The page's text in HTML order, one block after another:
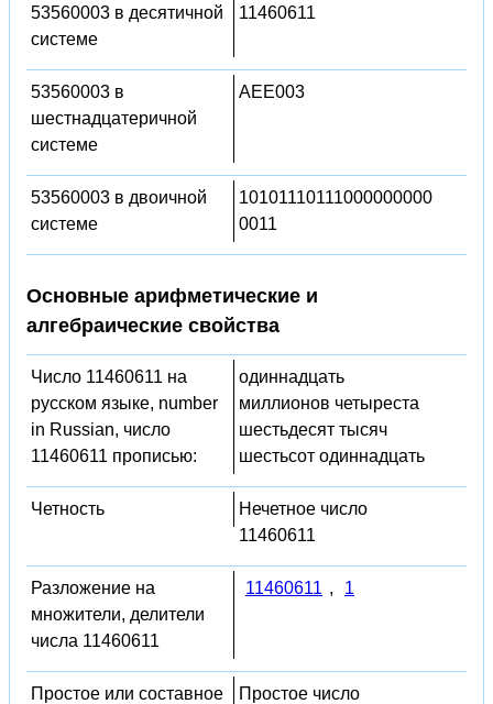
53560003 в десятичной
системе
11460611
53560003 в
шестнадцатеричной
системе
AEE003
53560003 в двоичной
системе
10101110111000000000
0011
Основные арифметические и
алгебраические свойства
Число 11460611 на
русском языке, number
in Russian, число
11460611 прописью:
одиннадцать
миллионов четыреста
шестьдесят тысяч
шестьсот одиннадцать
Четность
Нечетное число
11460611
Разложение на
множители, делители
числа 11460611
11460611 , 1
Простое или составное
Простое число